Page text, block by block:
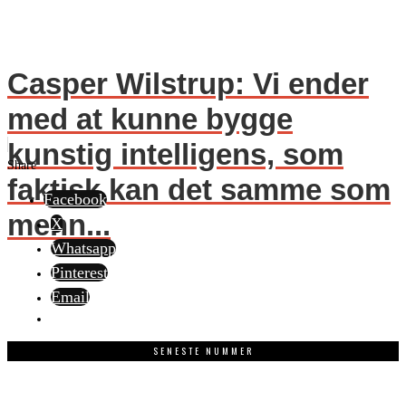
Casper Wilstrup: Vi ender
med at kunne bygge
kunstig intelligens, som
faktisk kan det samme som
menn...
Share
Facebook
X
Whatsapp
Pinterest
Email
SENESTE NUMMER